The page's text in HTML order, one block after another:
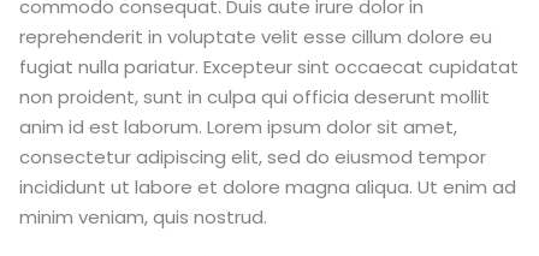
commodo consequat. Duis aute irure dolor in
reprehenderit in voluptate velit esse cillum dolore eu
fugiat nulla pariatur. Excepteur sint occaecat cupidatat
non proident, sunt in culpa qui officia deserunt mollit
anim id est laborum. Lorem ipsum dolor sit amet,
consectetur adipiscing elit, sed do eiusmod tempor
incididunt ut labore et dolore magna aliqua. Ut enim ad
minim veniam, quis nostrud.